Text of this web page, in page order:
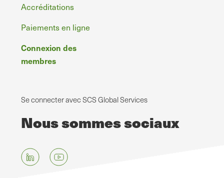
Accréditations
Paiements en ligne
Connexion des
membres
Se connecter avec SCS Global Services
Nous sommes sociaux